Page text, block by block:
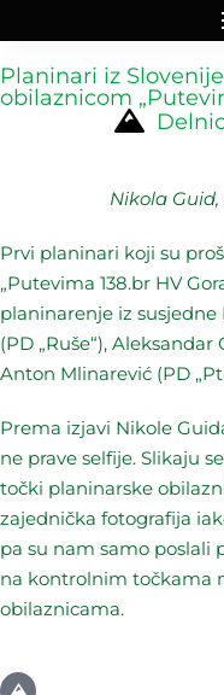
Planinari iz
obilaznicom
Nikola
Prvi planinari koji su
„Putevima 138.br HV
planinarenje iz susjedne
(PD „Ruše“),
Anton Mlinarević (PD
Prema izjavi Nikole
ne prave selfije. Slikaju
točki planinarske
zajednička fotografija
pa su nam samo poslali
na kontrolnim točkama
obilaznicama.